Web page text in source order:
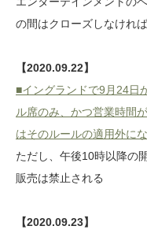
の間はクローズしなけれ
【2020.09.22】
■イングランドで9月24日
ル席のみ、かつ営業時間
はそのルールの適用外に
ただし、午後10時以降の
販売は禁止される
【2020.09.23】